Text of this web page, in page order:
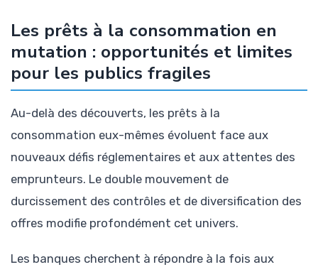
Les prêts à la consommation en
mutation : opportunités et limites
pour les publics fragiles
Au-delà des découverts, les prêts à la
consommation eux-mêmes évoluent face aux
nouveaux défis réglementaires et aux attentes des
emprunteurs. Le double mouvement de
durcissement des contrôles et de diversification des
offres modifie profondément cet univers.
Les banques cherchent à répondre à la fois aux